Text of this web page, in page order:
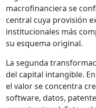
macrofinanciera se
central cuya provisión
institucionales más
su esquema original.
La segunda
del capital intangible.
el valor se concentra
software, datos,